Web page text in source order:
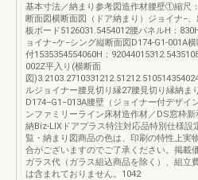
基本寸法／納まり参考図造作材腰壁①縮尺
断面図横断面図（ドア納まり）ジョイナ−
板ボード5126031.5454012腰パネルH：
ョイナ−ケ−シング縦断面図D174-G1-001A
付1535354554060H：
002Z平入り(横断面
図
ルジョイナー腰見切り縁27腰見切り縁納ま
D174−G1−013A腰壁（ジョイナー付デザイ
ンファミリーライン床材造作材／DS窓枠
納Biz-LIXドアプラス特注対応品特別仕様設
覧・納まり図商品の色は、印刷の特性上実
合がございますのでご了承ください。掲載
ガラス代（ガラス組込商品を除く）、組立
は含まれておりません。1042